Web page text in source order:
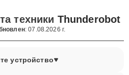
техники Thunderobot
: 07.08.2026 г.
устройство